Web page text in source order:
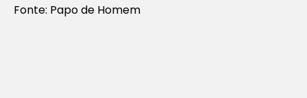
Fonte: Papo de Homem